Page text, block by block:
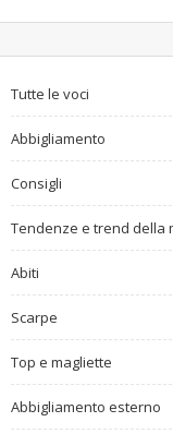
Tutte le voci
Abbigliamento
Consigli
Tendenze e trend della
Abiti
Scarpe
Top e magliette
Abbigliamento esterno